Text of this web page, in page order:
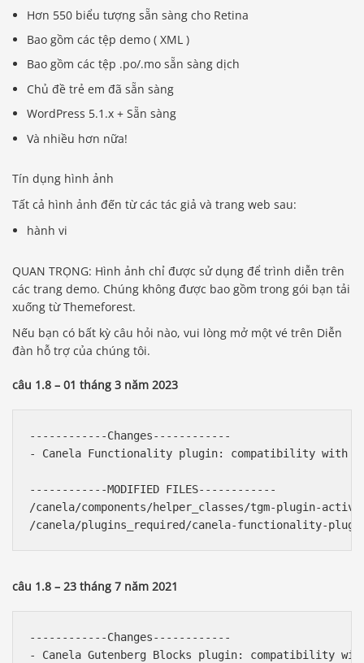
Hơn 550 biểu tượng sẵn sàng cho Retina
Bao gồm các tệp demo ( XML )
Bao gồm các tệp .po/.mo sẵn sàng dịch
Chủ đề trẻ em đã sẵn sàng
WordPress 5.1.x + Sẵn sàng
Và nhiều hơn nữa!
Tín dụng hình ảnh
Tất cả hình ảnh đến từ các tác giả và trang web sau:
hành vi
QUAN TRỌNG: Hình ảnh chỉ được sử dụng để trình diễn trên
các trang demo. Chúng không được bao gồm trong gói bạn tải
xuống từ Themeforest.
Nếu bạn có bất kỳ câu hỏi nào, vui lòng mở một vé trên Diễn
đàn hỗ trợ của chúng tôi.
câu 1.8 – 01 tháng 3 năm 2023
------------Changes------------
- Canela Functionality plugin: compatibility with
------------MODIFIED FILES------------
/canela/components/helper_classes/tgm-plugin-
câu 1.8 – 23 tháng 7 năm 2021
------------Changes------------
- Canela Gutenberg Blocks plugin: compatibility